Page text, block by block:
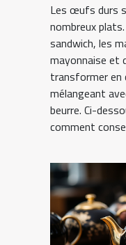
Les œufs durs
nombreux
sandwich, les
mayonnaise et
transformer
mélangeant
beurre. Ci-
comment